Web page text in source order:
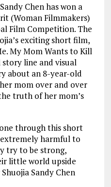
Chen has won a
(Woman Filmmakers)
Film Competition. The
exciting short film,
My Mom Wants to Kill
line and visual
about an 8-year-old
mom over and over
truth of her mom’s
through this short
harmful to
try to be strong,
little world upside
Sandy Chen